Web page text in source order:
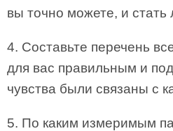
вы точно можете, и стать
4. Составьте перечень
для вас правильным и
чувства были связаны с
5. По каким измеримым